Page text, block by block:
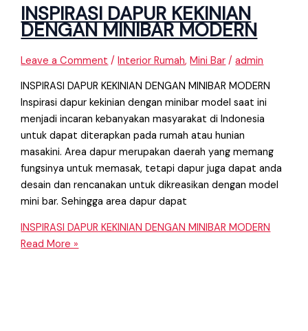
INSPIRASI DAPUR KEKINIAN
DENGAN MINIBAR MODERN
Leave a Comment /Interior Rumah,Mini Bar /admin
INSPIRASI DAPUR KEKINIAN DENGAN MINIBAR MODERN
Inspirasi dapur kekinian dengan minibar model saat ini
menjadi incaran kebanyakan masyarakat di Indonesia
untuk dapat diterapkan pada rumah atau hunian
masakini. Area dapur merupakan daerah yang memang
fungsinya untuk memasak, tetapi dapur juga dapat anda
desain dan rencanakan untuk dikreasikan dengan model
mini bar. Sehingga area dapur dapat
INSPIRASI DAPUR KEKINIAN DENGAN MINIBAR MODERN
Read More »